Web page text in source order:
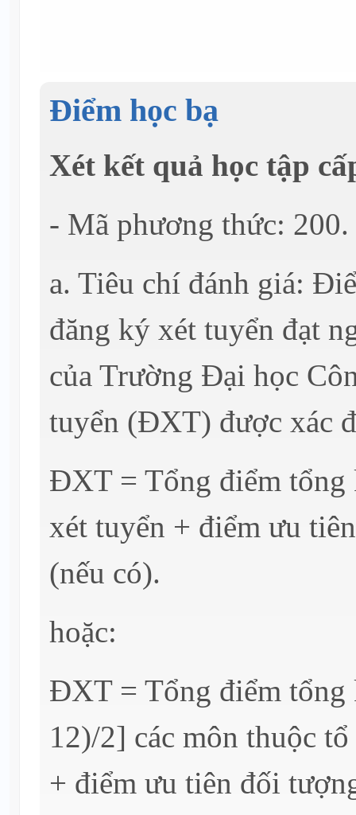
Điểm học bạ
Xét kết quả học tập
- Mã phương thức: 200.
a. Tiêu chí đánh giá:
đăng ký xét tuyển đạt
của Trường Đại học
tuyển (ĐXT) được xác
ĐXT = Tổng điểm tổng
xét tuyển + điểm ưu
(nếu có).
hoặc:
ĐXT = Tổng điểm tổng
12)/2] các môn thuộc
+ điểm ưu tiên đối